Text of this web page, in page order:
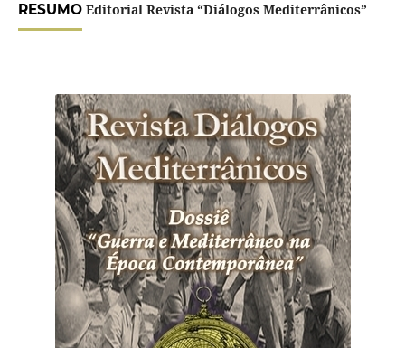
RESUMO Editorial Revista “Diálogos Mediterrânicos”